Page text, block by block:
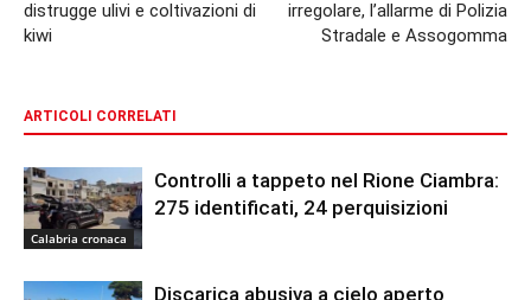
distrugge ulivi e coltivazioni di
kiwi
irregolare, l’allarme di Polizia
Stradale e Assogomma
ARTICOLI CORRELATI
Calabria cronaca
Controlli a tappeto nel Rione Ciambra:
275 identificati, 24 perquisizioni
Discarica abusiva a cielo aperto